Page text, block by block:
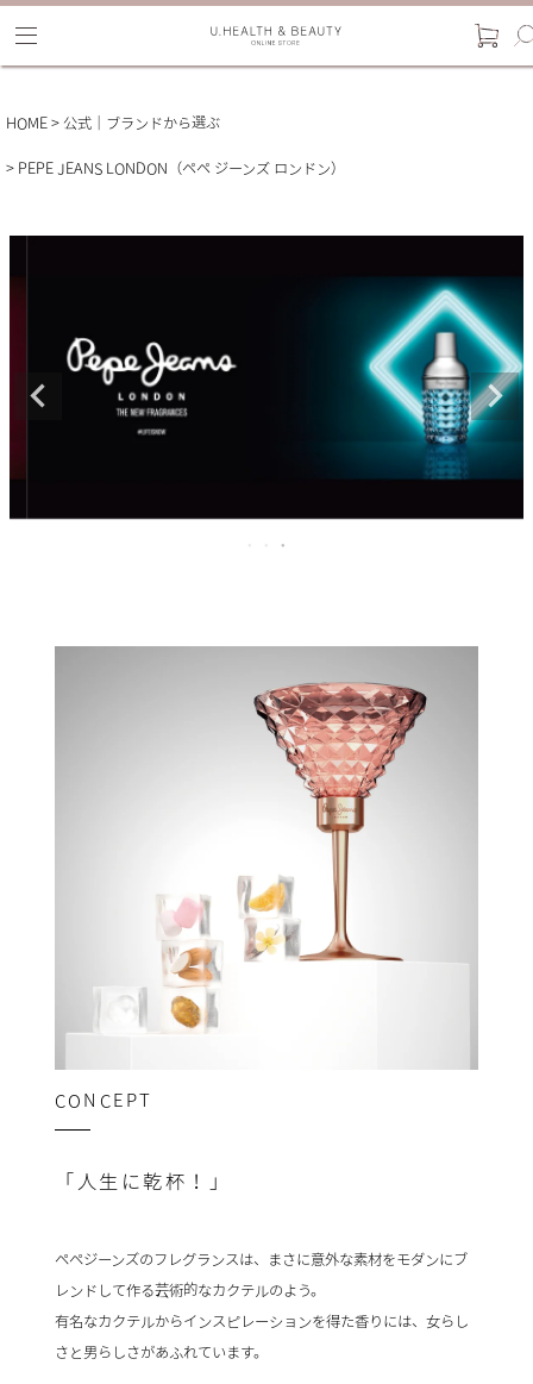
HOME 公式｜ブランドから選ぶ
PEPE JEANS LONDON（ペペ ジーンズ ロンドン）
CONCEPT
「人生に乾杯！」
ペペジーンズのフレグランスは、まさに意外な素材をモダンにブ
レンドして作る芸術的なカクテルのよう。
有名なカクテルからインスピレーションを得た香りには、女らし
さと男らしさがあふれています。